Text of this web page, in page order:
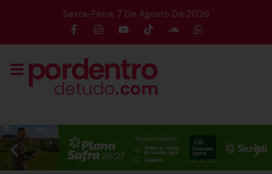
Sexta-Feira, 7 De Agosto De 2026